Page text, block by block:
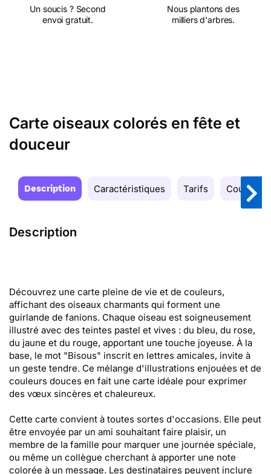
Un soucis ? Second
envoi gratuit.
Nous plantons des
milliers d'arbres.
Carte oiseaux colorés en fête et
douceur
Description Caractéristiques Tarifs Couleurs
Description
Découvrez une carte pleine de vie et de couleurs,
affichant des oiseaux charmants qui forment une
guirlande de fanions. Chaque oiseau est soigneusement
illustré avec des teintes pastel et vives : du bleu, du rose,
du jaune et du rouge, apportant une touche joyeuse. À la
base, le mot "Bisous" inscrit en lettres amicales, invite à
un geste tendre. Ce mélange d'illustrations enjouées et de
couleurs douces en fait une carte idéale pour exprimer
des vœux sincères et chaleureux.
Cette carte convient à toutes sortes d'occasions. Elle peut
être envoyée par un ami souhaitant faire plaisir, un
membre de la famille pour marquer une journée spéciale,
ou même un collègue cherchant à apporter une note
colorée à un message. Les destinataires peuvent inclure